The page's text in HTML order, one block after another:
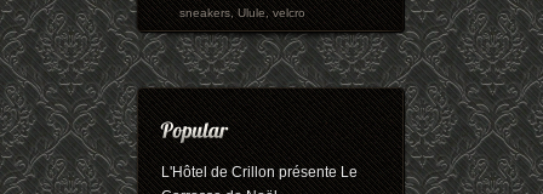
sneakers,Ulule,velcro
L'Hôtel de Crillon présente Le